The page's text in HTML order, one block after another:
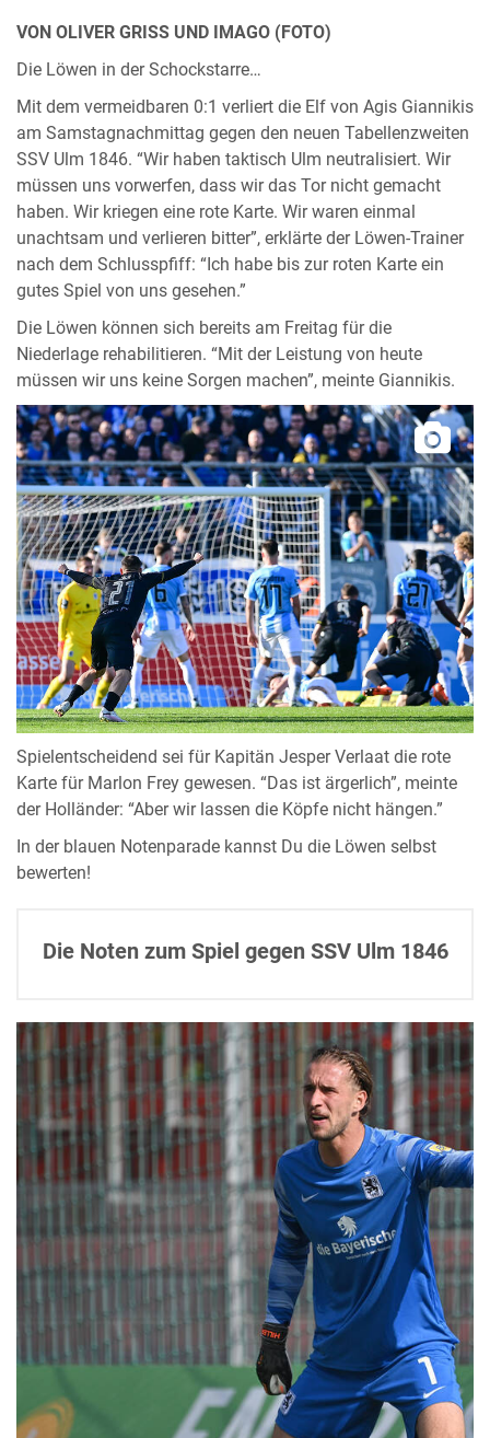
VON OLIVER GRISS UND IMAGO (FOTO)
Die Löwen in der Schockstarre…
Mit dem vermeidbaren 0:1 verliert die Elf von Agis Giannikis
am Samstagnachmittag gegen den neuen Tabellenzweiten
SSV Ulm 1846. “Wir haben taktisch Ulm neutralisiert. Wir
müssen uns vorwerfen, dass wir das Tor nicht gemacht
haben. Wir kriegen eine rote Karte. Wir waren einmal
unachtsam und verlieren bitter”, erklärte der Löwen-Trainer
nach dem Schlusspfiff: “Ich habe bis zur roten Karte ein
gutes Spiel von uns gesehen.”
Die Löwen können sich bereits am Freitag für die
Niederlage rehabilitieren. “Mit der Leistung von heute
müssen wir uns keine Sorgen machen”, meinte Giannikis.
Spielentscheidend sei für Kapitän Jesper Verlaat die rote
Karte für Marlon Frey gewesen. “Das ist ärgerlich”, meinte
der Holländer: “Aber wir lassen die Köpfe nicht hängen.”
In der blauen Notenparade kannst Du die Löwen selbst
bewerten!
Die Noten zum Spiel gegen SSV Ulm 1846